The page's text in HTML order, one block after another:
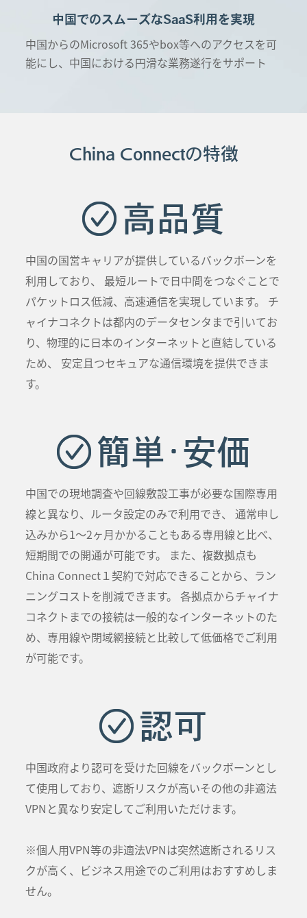
中国でのスムーズなSaaS利用を実現
中国からのMicrosoft 365やbox等へのアクセスを可
能にし、中国における円滑な業務遂行をサポート
China Connectの特徴
高品質
中国の国営キャリアが提供しているバックボーンを
利用しており、 最短ルートで日中間をつなぐことで
パケットロス低減、高速通信を実現しています。 チ
ャイナコネクトは都内のデータセンタまで引いてお
り、物理的に日本のインターネットと直結している
ため、 安定且つセキュアな通信環境を提供できま
す。
簡単･安価
中国での現地調査や回線敷設工事が必要な国際専用
線と異なり、ルータ設定のみで利用でき、 通常申し
込みから1～2ヶ月かかることもある専用線と比べ、
短期間での開通が可能です。 また、複数拠点も
China Connect１契約で対応できることから、ラン
ニングコストを削減できます。 各拠点からチャイナ
コネクトまでの接続は一般的なインターネットのた
め、専用線や閉域網接続と比較して低価格でご利用
が可能です。
認可
中国政府より認可を受けた回線をバックボーンとし
て使用しており、遮断リスクが高いその他の非適法
VPNと異なり安定してご利用いただけます。
※個人用VPN等の非適法VPNは突然遮断されるリス
クが高く、ビジネス用途でのご利用はおすすめしま
せん。